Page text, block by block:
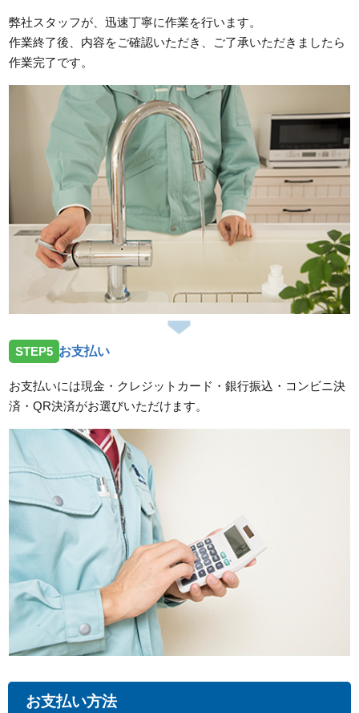
弊社スタッフが、迅速丁寧に作業を行います。
作業終了後、内容をご確認いただき、ご了承いただきましたら
作業完了です。
STEP5 お支払い
お支払いには現金・クレジットカード・銀行振込・コンビニ決
済・QR決済がお選びいただけます。
お支払い方法